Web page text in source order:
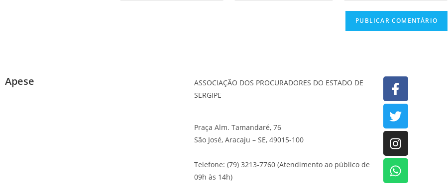
Apese
ASSOCIAÇÃO DOS PROCURADORES DO ESTADO DE
SERGIPE
Praça Alm. Tamandaré, 76
São José, Aracaju – SE, 49015-100
Telefone: (79) 3213-7760 (Atendimento ao público de
09h às 14h)